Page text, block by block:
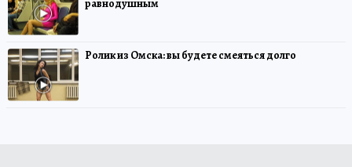
равнодушным
Ролик из Омска: вы будете смеяться долго